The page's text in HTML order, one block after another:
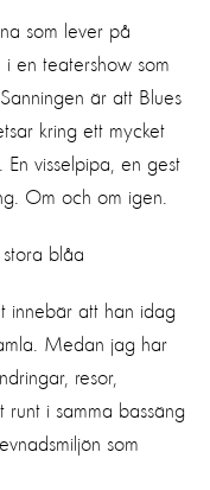
som lever på
en teatershow som
är att Blues
kring ett mycket
visselpipa, en gest
Om och om igen.
innebär att han idag
Medan jag har
resor,
runt i samma bassäng
som